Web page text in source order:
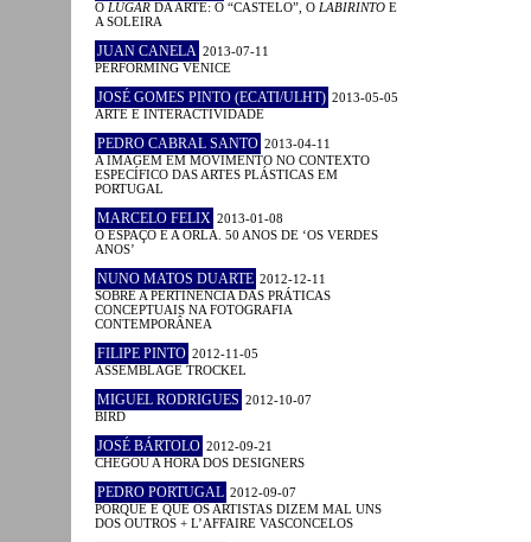
O LUGAR DA ARTE: O “CASTELO”, O LABIRINTO E
A SOLEIRA
JUAN CANELA 2013-07-11
PERFORMING VENICE
JOSÉ GOMES PINTO (ECATI/ULHT) 2013-05-05
ARTE E INTERACTIVIDADE
PEDRO CABRAL SANTO 2013-04-11
A IMAGEM EM MOVIMENTO NO CONTEXTO
ESPECÍFICO DAS ARTES PLÁSTICAS EM
PORTUGAL
MARCELO FELIX 2013-01-08
O ESPAÇO E A ORLA. 50 ANOS DE ‘OS VERDES
ANOS’
NUNO MATOS DUARTE 2012-12-11
SOBRE A PERTINÊNCIA DAS PRÁTICAS
CONCEPTUAIS NA FOTOGRAFIA
CONTEMPORÂNEA
FILIPE PINTO 2012-11-05
ASSEMBLAGE TROCKEL
MIGUEL RODRIGUES 2012-10-07
BIRD
JOSÉ BÁRTOLO 2012-09-21
CHEGOU A HORA DOS DESIGNERS
PEDRO PORTUGAL 2012-09-07
PORQUE É QUE OS ARTISTAS DIZEM MAL UNS
DOS OUTROS + L’AFFAIRE VASCONCELOS